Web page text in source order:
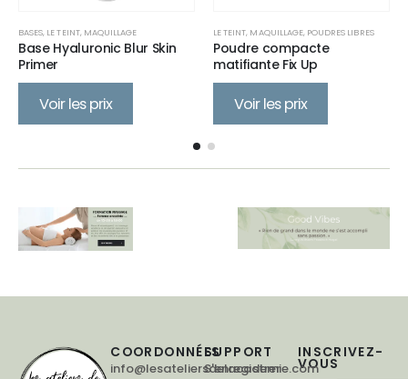
BASES, LE TEINT, MAQUILLAGE
Base Hyaluronic Blur Skin
Primer
Voir les prix
LE TEINT, MAQUILLAGE, POUDRES LIBRES
Poudre compacte
matifiante Fix Up
Voir les prix
INSCRIVEZ-
VOUS
COORDONNÉES
info@lesateliersdelacademie.com
SUPPORT
S'enregistrer